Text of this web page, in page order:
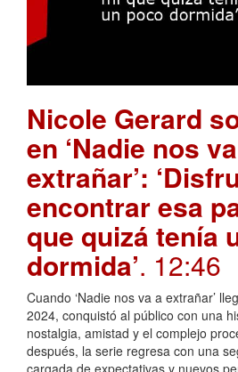
Nicole Gerard
en ‘Nadie nos
extrañar’:
encontrar esa
que quizá tenía
dormida’. 12:46
Cuando ‘Nadie nos va a extrañar’
2024, conquistó al público con una
nostalgia, amistad y el complejo
después, la serie regresa con una
cargada de expectativas y nuevos